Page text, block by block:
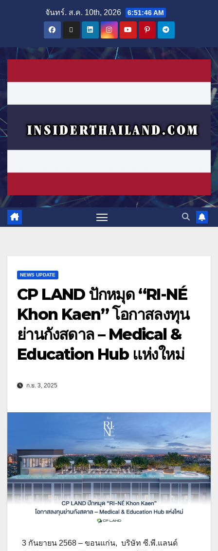
จันทร์. ส.ค. 10th, 2026 6:51:47 AM
NEWS UPDATE
CP LAND ปักหมุด “RI-NÉ
Khon Kaen” โอกาสลงทุน
ย่านกังสดาล – Medical &
Education Hub แห่งใหม่
ก.ย. 3, 2025
3 กันยายน 2568 – ขอนแก่น, บริษัท ซี.พี.แลนด์